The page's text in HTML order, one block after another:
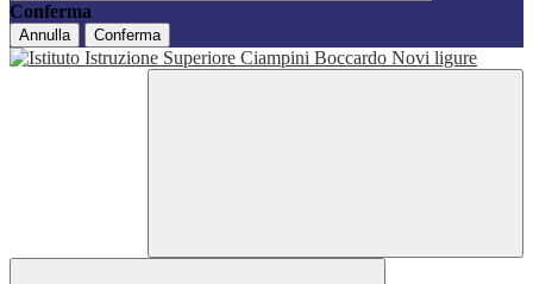
Conferma
Annulla Conferma